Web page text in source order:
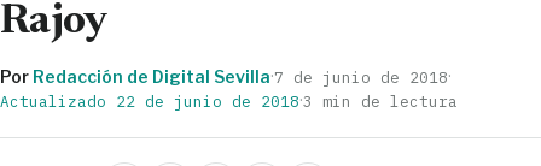
Rajoy
Por Redacción de Digital Sevilla·7 de junio de 2018·
Actualizado 22 de junio de 2018·3 min de lectura